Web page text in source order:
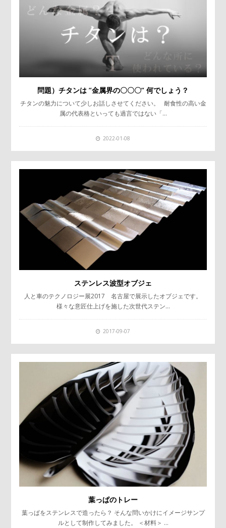
問題）チタンは ”金属界の〇〇〇” 何でしょう？
チタンの魅力について少しお話しさせてください。 耐食性の高い金
属の代表格といっても過言ではない「…
2022-01-08
ステンレス波型オブジェ
人と車のテクノロジー展2017 名古屋で展示したオブジェです。
様々な意匠仕上げを施した次世代ステン…
2017-09-07
葉っぱのトレー
葉っぱをステンレスで造ったら？ そんな問いかけにイメージサンプ
ルとして制作してみました。 ＜材料＞ …